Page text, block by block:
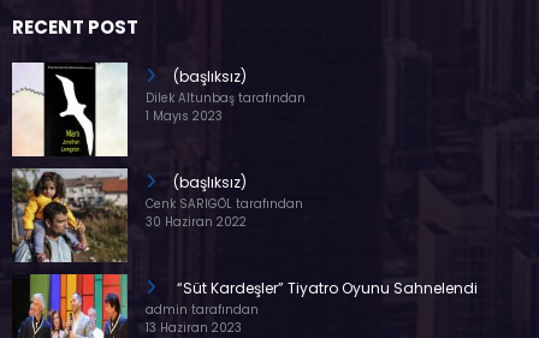
RECENT POST
(başlıksız)
Dilek Altunbaş tarafından
1 Mayıs 2023
(başlıksız)
Cenk SARIGÖL tarafından
30 Haziran 2022
“Süt Kardeşler” Tiyatro Oyunu Sahnelendi
admin tarafından
13 Haziran 2023